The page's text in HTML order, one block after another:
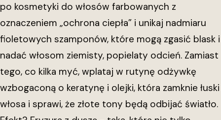
po kosmetyki do włosów farbowanych z
oznaczeniem „ochrona ciepła” i unikaj nadmiaru
fioletowych szamponów, które mogą zgasić blask i
nadać włosom ziemisty, popielaty odcień. Zamiast
tego, co kilka myć, wplataj w rutynę odżywkę
wzbogaconą o keratynę i olejki, która zamknie łuski
włosa i sprawi, że złote tony będą odbijać światło.